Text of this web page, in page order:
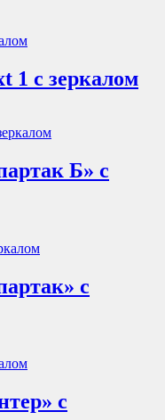
1 с зеркалом
Б» с
с
с